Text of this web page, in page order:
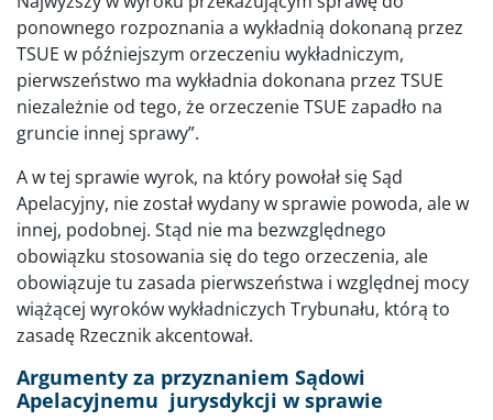
ponownego rozpoznania a wykładnią dokonaną przez
TSUE w późniejszym orzeczeniu wykładniczym,
pierwszeństwo ma wykładnia dokonana przez TSUE
niezależnie od tego, że orzeczenie TSUE zapadło na
gruncie innej sprawy”.
A w tej sprawie wyrok, na który powołał się Sąd
Apelacyjny, nie został wydany w sprawie powoda, ale w
innej, podobnej. Stąd nie ma bezwzględnego
obowiązku stosowania się do tego orzeczenia, ale
obowiązuje tu zasada pierwszeństwa i względnej mocy
wiążącej wyroków wykładniczych Trybunału, którą to
zasadę Rzecznik akcentował.
Argumenty za przyznaniem Sądowi
Apelacyjnemu jurysdykcji w sprawie